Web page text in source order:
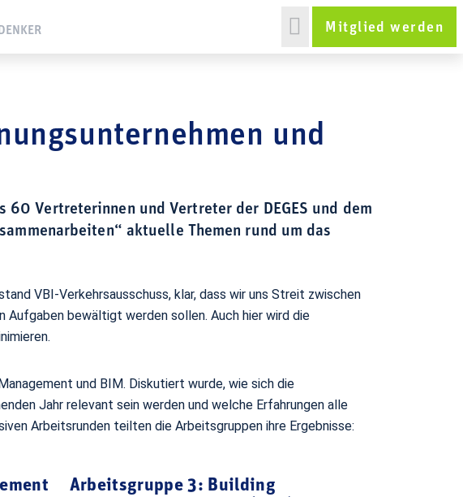
Mitglied werden
und DEGES im Dialog
und
Vertreterinnen und Vertreter der DEGES und dem
aktuelle Themen rund um das
VBI-Verkehrsausschuss, klar, dass wir uns Streit zwischen
bewältigt werden sollen. Auch hier wird die
und BIM. Diskutiert wurde, wie sich die
Jahr relevant sein werden und welche Erfahrungen alle
Arbeitsrunden teilten die Arbeitsgruppen ihre Ergebnisse:
Arbeitsgruppe 3: Building